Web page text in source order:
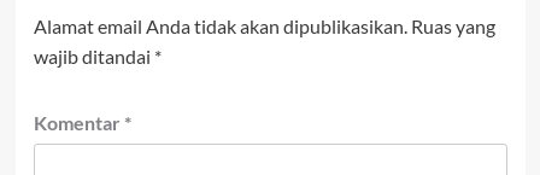
Alamat email Anda tidak akan dipublikasikan. Ruas yang
wajib ditandai *
Komentar *